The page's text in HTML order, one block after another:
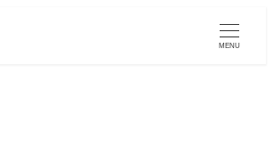
MENU